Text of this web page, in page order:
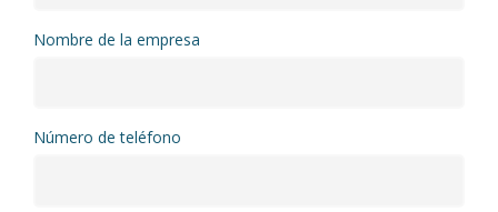
Nombre de la empresa
Número de teléfono